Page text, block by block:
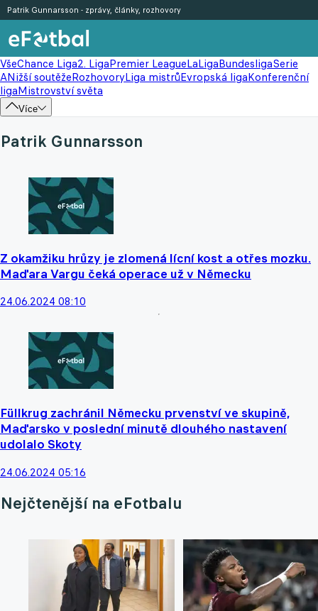
VšeChance Liga2. LigaPremier LeagueLaLigaBundesligaSerie
ANižší soutěžeRozhovoryLiga mistrůEvropská ligaKonferenční
ligaMistrovství světa
Více
Patrik Gunnarsson - zprávy, články, rozhovory
Patrik Gunnarsson
Z okamžiku hrůzy je zlomená lícní kost a otřes mozku.
Maďara Vargu čeká operace už v Německu
24.06.2024 08:10
Füllkrug zachránil Německu prvenství ve skupině,
Maďarsko v poslední minutě dlouhého nastavení
udolalo Skoty
24.06.2024 05:16
Nejčtenější na eFotbalu